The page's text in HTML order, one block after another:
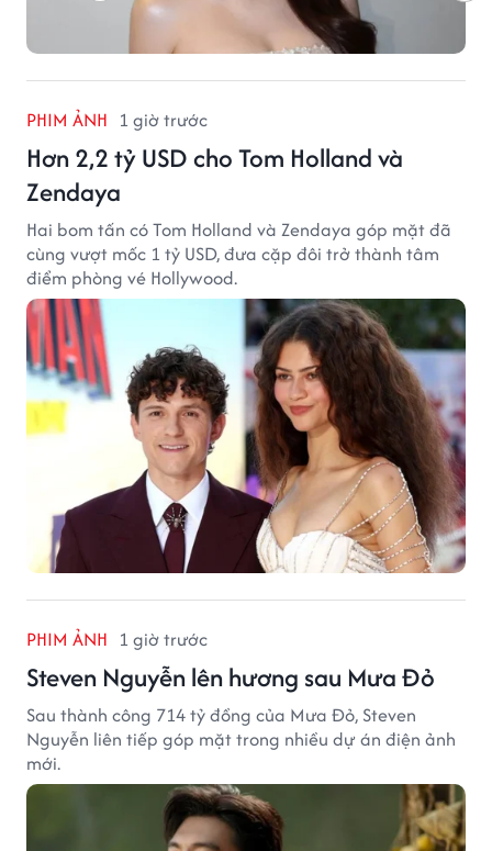
PHIM ẢNH 1 giờ trước
Hơn 2,2 tỷ USD cho Tom Holland và
Zendaya
Hai bom tấn có Tom Holland và Zendaya góp mặt đã
cùng vượt mốc 1 tỷ USD, đưa cặp đôi trở thành tâm
điểm phòng vé Hollywood.
PHIM ẢNH 1 giờ trước
Steven Nguyễn lên hương sau Mưa Đỏ
Sau thành công 714 tỷ đồng của Mưa Đỏ, Steven
Nguyễn liên tiếp góp mặt trong nhiều dự án điện ảnh
mới.